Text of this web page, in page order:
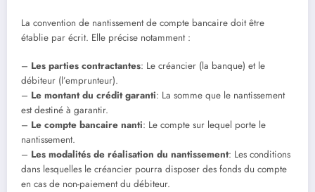
La convention de nantissement de compte bancaire doit être
établie par écrit. Elle précise notamment :
– Les parties contractantes: Le créancier (la banque) et le
débiteur (l’emprunteur).
– Le montant du crédit garanti: La somme que le nantissement
est destiné à garantir.
– Le compte bancaire nanti: Le compte sur lequel porte le
nantissement.
– Les modalités de réalisation du nantissement: Les conditions
dans lesquelles le créancier pourra disposer des fonds du compte
en cas de non-paiement du débiteur.